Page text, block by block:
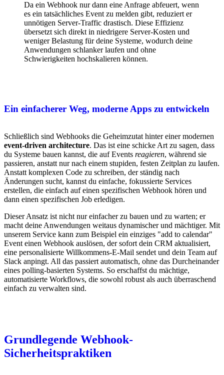
Da ein Webhook nur dann eine Anfrage abfeuert, wenn
es ein tatsächliches Event zu melden gibt, reduziert er
unnötigen Server-Traffic drastisch. Diese Effizienz
übersetzt sich direkt in niedrigere Server-Kosten und
weniger Belastung für deine Systeme, wodurch deine
Anwendungen schlanker laufen und ohne
Schwierigkeiten hochskalieren können.
Ein einfacherer Weg, moderne Apps zu entwickeln
Schließlich sind Webhooks die Geheimzutat hinter einer modernen
event-driven architecture. Das ist eine schicke Art zu sagen, dass
du Systeme bauen kannst, die auf Events reagieren, während sie
passieren, anstatt nur nach einem stupiden, festen Zeitplan zu laufen.
Anstatt komplexen Code zu schreiben, der ständig nach
Änderungen sucht, kannst du einfache, fokussierte Services
erstellen, die einfach auf einen spezifischen Webhook hören und
dann einen spezifischen Job erledigen.
Dieser Ansatz ist nicht nur einfacher zu bauen und zu warten; er
macht deine Anwendungen weitaus dynamischer und mächtiger. Mit
unserem Service kann zum Beispiel ein einziges "add to calendar"
Event einen Webhook auslösen, der sofort dein CRM aktualisiert,
eine personalisierte Willkommens-E-Mail sendet und dein Team auf
Slack anpingt. All das passiert automatisch, ohne das Durcheinander
eines polling-basierten Systems. So erschaffst du mächtige,
automatisierte Workflows, die sowohl robust als auch überraschend
einfach zu verwalten sind.
Grundlegende Webhook-
Sicherheitspraktiken